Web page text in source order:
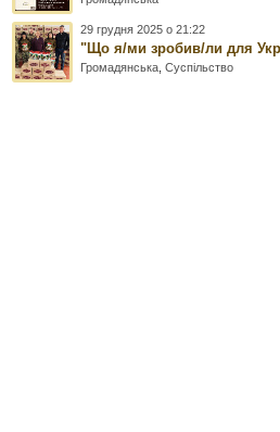
29 грудня 2025 о 21:22
"Що я/ми зробив/ли для
Громадянська ,Суспільство